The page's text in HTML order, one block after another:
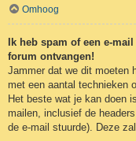
Omhoog
Ik heb spam of een e-
forum ontvangen!
Jammer dat we dit moeten
met een aantal technieken
Het beste wat je kan doen
mailen, inclusief de
de e-mail stuurde). Deze